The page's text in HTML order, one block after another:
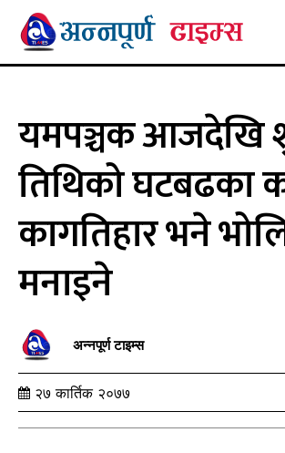
यमपञ्चक आजदेखि
तिथिको घटबढका
कागतिहार भने
मनाइने
अन्नपूर्ण टाइम्स
२७ कार्तिक २०७७